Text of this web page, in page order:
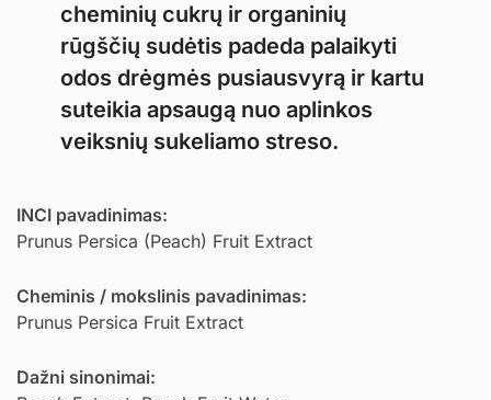
cheminių cukrų ir organinių
rūgščių sudėtis padeda palaikyti
odos drėgmės pusiausvyrą ir kartu
suteikia apsaugą nuo aplinkos
veiksnių sukeliamo streso.
INCI pavadinimas:
Prunus Persica (Peach) Fruit Extract
Cheminis / mokslinis pavadinimas:
Prunus Persica Fruit Extract
Dažni sinonimai: